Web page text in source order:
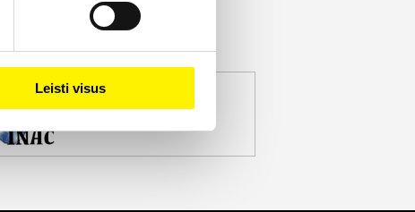
Leisti visus
Projekto partneris